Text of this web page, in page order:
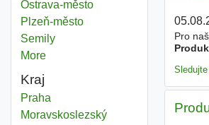
Produktový manažer
Ostrava-městoOkres
Produktový manažer
Plzeň-městoOkres
Produktový manažer
SemilyOkres
Moredistricts
Kraj
Produktový manažer
Praha
Produktový manažer
MoravskoslezskýKraj
Pro